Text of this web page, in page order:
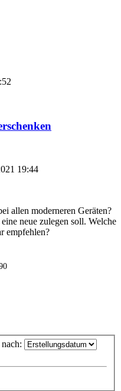
19:44
allen moderneren Geräten?
neue zulegen soll. Welche
empfehlen?